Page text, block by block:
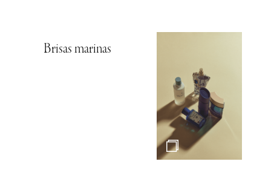
Brisas marinas